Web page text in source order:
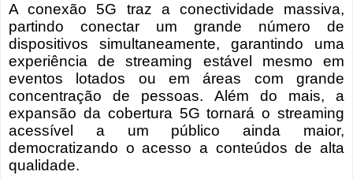
A conexão 5G traz a conectividade massiva,
partindo conectar um grande número de
dispositivos simultaneamente, garantindo uma
experiência de streaming estável mesmo em
eventos lotados ou em áreas com grande
concentração de pessoas. Além do mais, a
expansão da cobertura 5G tornará o streaming
acessível a um público ainda maior,
democratizando o acesso a conteúdos de alta
qualidade.